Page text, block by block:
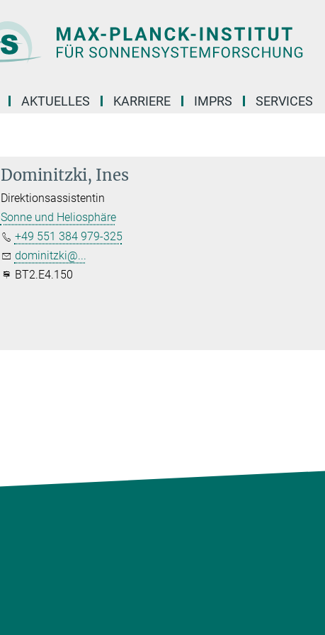
AKTUELLES KARRIERE IMPRS SERVICES
Dominitzki, Ines
Direktionsassistentin
Sonne und Heliosphäre
+49 551 384 979-325
dominitzki@...
BT2.E4.150